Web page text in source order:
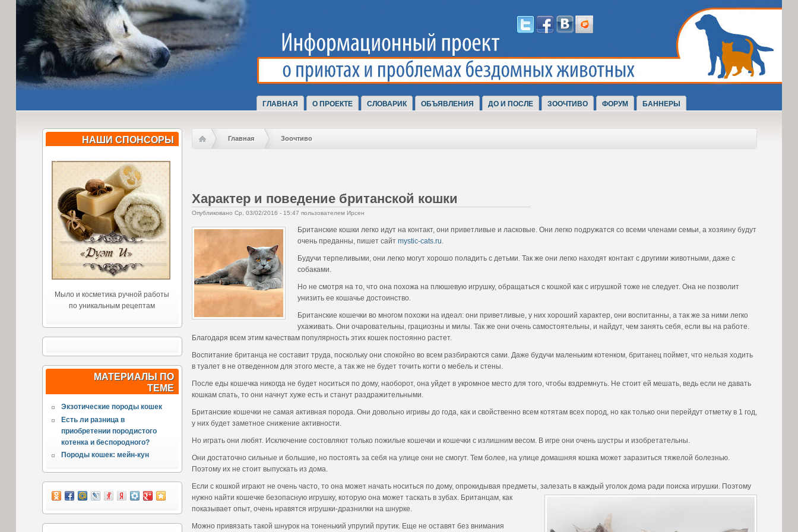
ГЛАВНАЯ О ПРОЕКТЕ СЛОВАРИК ОБЪЯВЛЕНИЯ ДО И ПОСЛЕ ЗООЧТИВО ФОРУМ БАННЕРЫ
НАШИ СПОНСОРЫ
Мыло и косметика ручной работы
по уникальным рецептам
МАТЕРИАЛЫ ПО
ТЕМЕ
Экзотические породы кошек
Есть ли разница в
приобретении породистого
котенка и беспородного?
Породы кошек: мейн-кун
Главная Зоочтиво
Характер и поведение британской кошки
Опубликовано Ср, 03/02/2016 - 15:47 пользователем Ирсен
Британские кошки легко идут на контакт, они приветливые и ласковые. Они легко подружатся со всеми членами семьи, а хозяину будут
очень преданны, пишет сайт mystic-cats.ru.
Будучи терпеливыми, они легко могут хорошо поладить с детьми. Так же они легко находят контакт с другими животными, даже с
собаками.
Но не смотря на то, что она похожа на плюшевую игрушку, обращаться с кошкой как с игрушкой тоже не следует. Она не позволит
унизить ее кошачье достоинство.
Британские кошечки во многом похожи на идеал: они приветливые, у них хороший характер, они воспитанны, а так же за ними легко
ухаживать. Они очаровательны, грациозны и милы. Так же они очень самостоятельны, и найдут, чем занять себя, если вы на работе.
Благодаря всем этим качествам популярность этих кошек постоянно растет.
Воспитание британца не составит труда, поскольку они спокойно во всем разбираются сами. Даже будучи маленьким котенком, британец поймет, что нельзя ходить
в туалет в не отведенном для этого месте, а так же не будет точить когти о мебель и стены.
После еды кошечка никогда не будет носиться по дому, наоборот, она уйдет в укромное место для того, чтобы вздремнуть. Не стоит ей мешать, ведь если не давать
кошкам спать, то они начнут хуже есть и станут раздражительными.
Британские кошечки не самая активная порода. Они довольно игривы до года, как и свойственно всем котятам всех пород, но как только они перейдут отметку в 1 год,
у них будет заметное снижение активности.
Но играть они любят. Исключение состовляют только пожилые кошечки и кошечки с излишним весом. В игре они очень шустры и изобретательны.
Они достаточно сильные и большие, но постоять за себя на улице они не смогут. Тем более, на улице домашняя кошка может заразиться тяжелой болезнью.
Поэтому их не стоит выпускать из дома.
Если с кошкой играют не очень часто, то она может начать носиться по дому, опрокидывая предметы, залезать в каждый уголок дома ради поиска игрушки. Поэтому
нужно найти кошечке безопасную игрушку, которую она может таскать в зубах. Британцам, как
показывает опыт, очень нравятся игрушки-дразнилки на шнурке.
Можно привязать такой шнурок на тоненький упругий прутик. Еще не оставят без внимания